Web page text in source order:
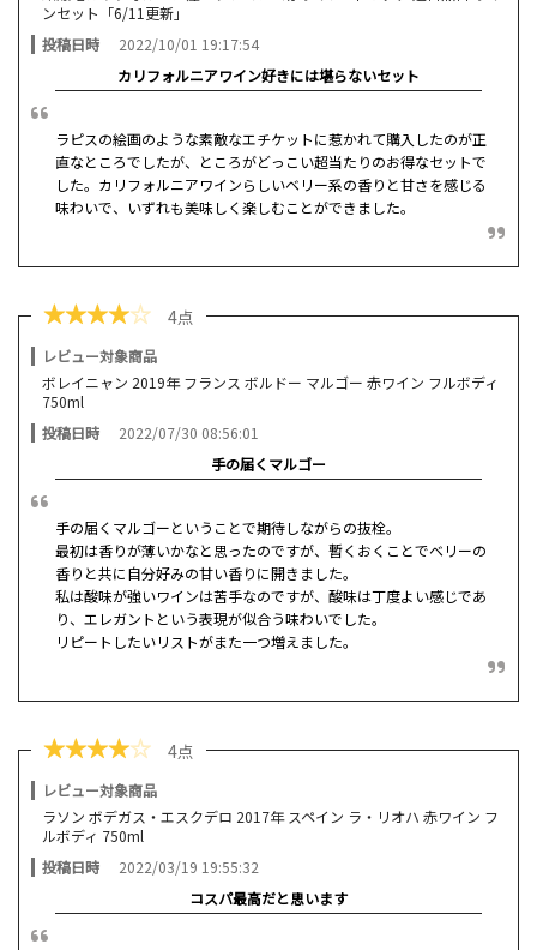
ンセット「6/11更新」
投稿日時
2022/10/01 19:17:54
カリフォルニアワイン好きには堪らないセット
ラピスの絵画のような素敵なエチケットに惹かれて購入したのが正
直なところでしたが、ところがどっこい超当たりのお得なセットで
した。カリフォルニアワインらしいベリー系の香りと甘さを感じる
味わいで、いずれも美味しく楽しむことができました。
★★★★☆ 4点
レビュー対象商品
ボレイニャン 2019年 フランス ボルドー マルゴー 赤ワイン フルボディ
750ml
投稿日時
2022/07/30 08:56:01
手の届くマルゴー
手の届くマルゴーということで期待しながらの抜栓。
最初は香りが薄いかなと思ったのですが、暫くおくことでベリーの
香りと共に自分好みの甘い香りに開きました。
私は酸味が強いワインは苦手なのですが、酸味は丁度よい感じであ
り、エレガントという表現が似合う味わいでした。
リピートしたいリストがまた一つ増えました。
★★★★☆ 4点
レビュー対象商品
ラソン ボデガス・エスクデロ 2017年 スペイン ラ・リオハ 赤ワイン フ
ルボディ 750ml
投稿日時
2022/03/19 19:55:32
コスパ最高だと思います